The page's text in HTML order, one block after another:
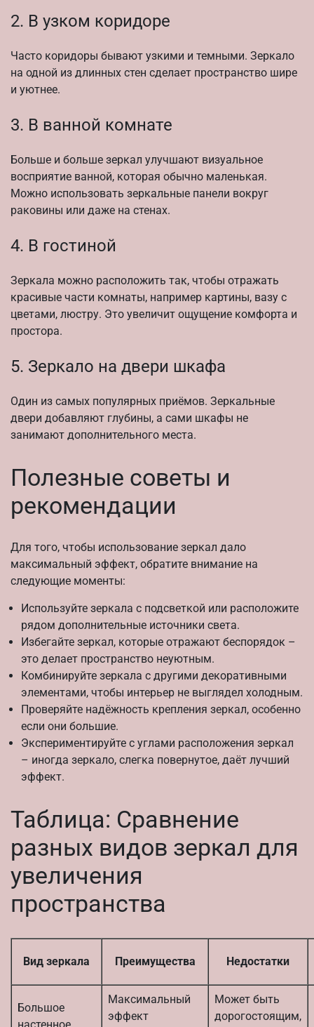
2. В узком коридоре
Часто коридоры бывают узкими и темными. Зеркало
на одной из длинных стен сделает пространство шире
и уютнее.
3. В ванной комнате
Больше и больше зеркал улучшают визуальное
восприятие ванной, которая обычно маленькая.
Можно использовать зеркальные панели вокруг
раковины или даже на стенах.
4. В гостиной
Зеркала можно расположить так, чтобы отражать
красивые части комнаты, например картины, вазу с
цветами, люстру. Это увеличит ощущение комфорта и
простора.
5. Зеркало на двери шкафа
Один из самых популярных приёмов. Зеркальные
двери добавляют глубины, а сами шкафы не
занимают дополнительного места.
Полезные советы и
рекомендации
Для того, чтобы использование зеркал дало
максимальный эффект, обратите внимание на
следующие моменты:
Используйте зеркала с подсветкой или расположите
рядом дополнительные источники света.
Избегайте зеркал, которые отражают беспорядок –
это делает пространство неуютным.
Комбинируйте зеркала с другими декоративными
элементами, чтобы интерьер не выглядел холодным.
Проверяйте надёжность крепления зеркал, особенно
если они большие.
Экспериментируйте с углами расположения зеркал
– иногда зеркало, слегка повернутое, даёт лучший
эффект.
Таблица: Сравнение
разных видов зеркал для
увеличения
пространства
Вид зеркала Преимущества Недостатки
Большое
настенное
Максимальный
эффект
Может быть
дорогостоящим,